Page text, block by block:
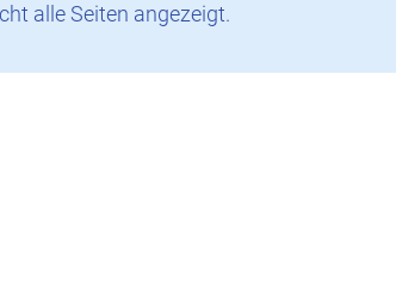
alle Seiten angezeigt.